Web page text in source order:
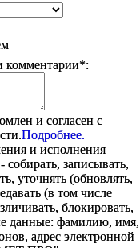
комментарии*:
и согласен с
Подробнее.
и исполнения
записывать,
уточнять (обновлять,
(в том числе
блокировать,
данные: фамилию, имя,
адрес электронной